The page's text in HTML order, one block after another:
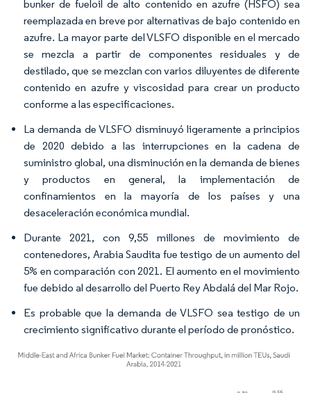
bunker de fueloil de alto contenido en azufre (HSFO) sea
reemplazada en breve por alternativas de bajo contenido en
azufre. La mayor parte del VLSFO disponible en el mercado
se mezcla a partir de componentes residuales y de
destilado, que se mezclan con varios diluyentes de diferente
contenido en azufre y viscosidad para crear un producto
conforme a las especificaciones.
La demanda de VLSFO disminuyó ligeramente a principios
de 2020 debido a las interrupciones en la cadena de
suministro global, una disminución en la demanda de bienes
y productos en general, la implementación de
confinamientos en la mayoría de los países y una
desaceleración económica mundial.
Durante 2021, con 9,55 millones de movimiento de
contenedores, Arabia Saudita fue testigo de un aumento del
5% en comparación con 2021. El aumento en el movimiento
fue debido al desarrollo del Puerto Rey Abdalá del Mar Rojo.
Es probable que la demanda de VLSFO sea testigo de un
crecimiento significativo durante el período de pronóstico.